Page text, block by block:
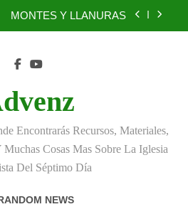
MONTES Y LLANURAS
PUEDES SER FIEL
DEL PERDÓN
REINO DE LOS CIELOS
Encontrarás Recursos, Materiales,
Cosas Mas Sobre La Iglesia
Del Séptimo Día
RANDOM NEWS